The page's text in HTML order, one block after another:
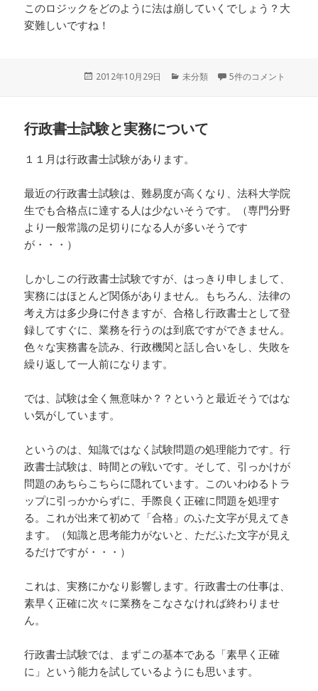
このロジックをどのように法は崩していくでしょう？大
変難しいですね！
投
2012年10月29日
カ
ー
未分類 5件のコメント
行政書士試験と実務について
１１月は行政書士試験があります。
最近の行政書士試験は、難易度が高くなり、法科大学院
生でも合格点に達する人は少ないそうです。（専門分野
より一般常識の足切りになる人が多いそうです
が・・・）
しかしこの行政書士試験ですが、はっきり申しまして、
実務にはほとんど関係がありません。もちろん、法律の
考え方は多少身に付きますが、合格し行政書士として登
録してすぐに、業務を行うのは到底ですができません。
色々な実務書を読み、行政機関と話し合いをし、失敗を
繰り返して一人前になります。
では、試験は全く無意味か？？というと最近そうではな
い気がしています。
というのは、知識ではなく試験問題の処理能力です。行
政書士試験は、時間との戦いです。そして、引っかけが
問題のあちらこちらに隠れています。このいわゆるトラ
ップに引っかからずに、手際良く正確に問題を処理す
る。これが出来て初めて「合格」のふた文字が見えてき
ます。（知識と思考能力がないと、ただふた文字が見え
るだけですが・・・）
これは、実務にかなり影響します。行政書士の仕事は、
素早く正確に次々に業務をこなさなければ終わりませ
ん。
行政書士試験では、まずこの基本である「素早く正確
に」という能力を試しているようにも思います。